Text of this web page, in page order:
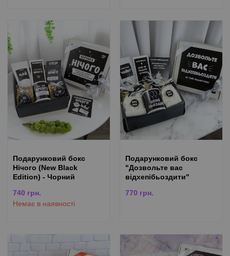
Подарунковий бокс
Нічого (New Black
Edition) - Чорний
740 грн.
Немає в наявності
Подарунковий бокс
"Дозвольте вас
відхепібьоздити"
770 грн.